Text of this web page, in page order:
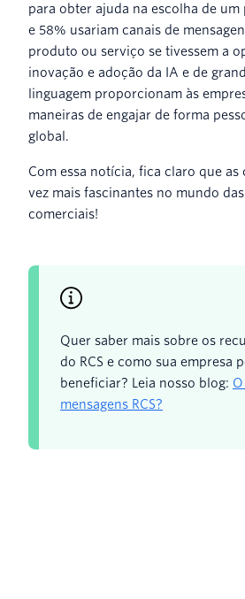
para obter ajuda na escolha de
e 58% usariam canais de
produto ou serviço se tivessem a
inovação e adoção da IA e de
linguagem proporcionam às
maneiras de engajar de forma
global.
Com essa notícia, fica claro que as
vez mais fascinantes no mundo
comerciais!
Quer saber mais sobre os
do RCS e como sua empresa
beneficiar? Leia nosso blog:
mensagens RCS?